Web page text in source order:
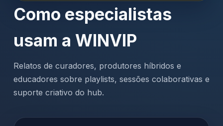
Como especialistas
usam a WINVIP
Relatos de curadores, produtores híbridos e
educadores sobre playlists, sessões colaborativas e
suporte criativo do hub.